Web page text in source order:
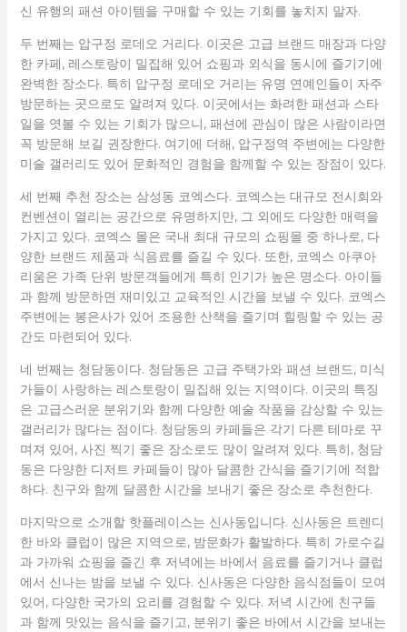
신 유행의 패션 아이템을 구매할 수 있는 기회를 놓치지 말자.
두 번째는 압구정 로데오 거리다. 이곳은 고급 브랜드 매장과 다양
한 카페, 레스토랑이 밀집해 있어 쇼핑과 외식을 동시에 즐기기에
완벽한 장소다. 특히 압구정 로데오 거리는 유명 연예인들이 자주
방문하는 곳으로도 알려져 있다. 이곳에서는 화려한 패션과 스타
일을 엿볼 수 있는 기회가 많으니, 패션에 관심이 많은 사람이라면
꼭 방문해 보길 권장한다. 여기에 더해, 압구정역 주변에는 다양한
미술 갤러리도 있어 문화적인 경험을 함께할 수 있는 장점이 있다.
세 번째 추천 장소는 삼성동 코엑스다. 코엑스는 대규모 전시회와
컨벤션이 열리는 공간으로 유명하지만, 그 외에도 다양한 매력을
가지고 있다. 코엑스 몰은 국내 최대 규모의 쇼핑몰 중 하나로, 다
양한 브랜드 제품과 식음료를 즐길 수 있다. 또한, 코엑스 아쿠아
리움은 가족 단위 방문객들에게 특히 인기가 높은 명소다. 아이들
과 함께 방문하면 재미있고 교육적인 시간을 보낼 수 있다. 코엑스
주변에는 봉은사가 있어 조용한 산책을 즐기며 힐링할 수 있는 공
간도 마련되어 있다.
네 번째는 청담동이다. 청담동은 고급 주택가와 패션 브랜드, 미식
가들이 사랑하는 레스토랑이 밀집해 있는 지역이다. 이곳의 특징
은 고급스러운 분위기와 함께 다양한 예술 작품을 감상할 수 있는
갤러리가 많다는 점이다. 청담동의 카페들은 각기 다른 테마로 꾸
며져 있어, 사진 찍기 좋은 장소로도 많이 알려져 있다. 특히, 청담
동은 다양한 디저트 카페들이 많아 달콤한 간식을 즐기기에 적합
하다. 친구와 함께 달콤한 시간을 보내기 좋은 장소로 추천한다.
마지막으로 소개할 핫플레이스는 신사동입니다. 신사동은 트렌디
한 바와 클럽이 많은 지역으로, 밤문화가 활발하다. 특히 가로수길
과 가까워 쇼핑을 즐긴 후 저녁에는 바에서 음료를 즐기거나 클럽
에서 신나는 밤을 보낼 수 있다. 신사동은 다양한 음식점들이 모여
있어, 다양한 국가의 요리를 경험할 수 있다. 저녁 시간에 친구들
과 함께 맛있는 음식을 즐기고, 분위기 좋은 바에서 시간을 보내는